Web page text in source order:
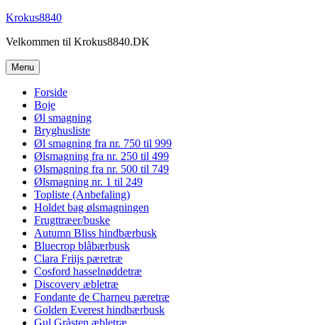
Videre
indhold
Krokus8840
Velkommen til Krokus8840.DK
Menu
Forside
Boje
Øl smagning
Bryghusliste
Øl smagning fra nr. 750 til 999
Ølsmagning fra nr. 250 til 499
Ølsmagning fra nr. 500 til 749
Ølsmagning nr. 1 til 249
Topliste (Anbefaling)
Holdet bag ølsmagningen
Frugttræer/buske
Autumn Bliss hindbærbusk
Bluecrop blåbærbusk
Clara Friijs pæretræ
Cosford hasselnøddetræ
Discovery æbletræ
Fondante de Charneu pæretræ
Golden Everest hindbærbusk
Gul Gråsten æbletræ